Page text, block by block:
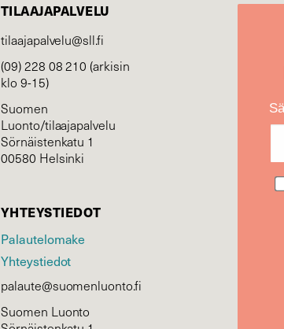
TILAAJAPALVELU
tilaajapalvelu@sll.fi
(09) 228 08 210 (arkisin
klo 9-15)
Suomen
Luonto/tilaajapalvelu
Sörnäistenkatu 1
00580 Helsinki
YHTEYSTIEDOT
Palautelomake
Yhteystiedot
palaute@suomenluonto.fi
Suomen Luonto